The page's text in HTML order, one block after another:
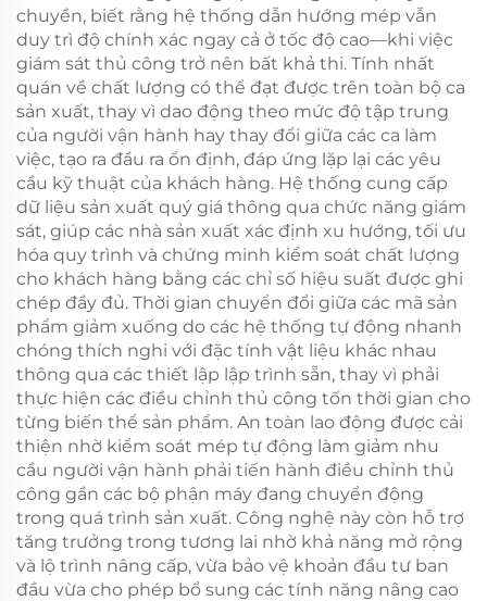
chuyền, biết rằng hệ thống dẫn hướng mép vẫn
duy trì độ chính xác ngay cả ở tốc độ cao—khi việc
giám sát thủ công trở nên bất khả thi. Tính nhất
quán về chất lượng có thể đạt được trên toàn bộ ca
sản xuất, thay vì dao động theo mức độ tập trung
của người vận hành hay thay đổi giữa các ca làm
việc, tạo ra đầu ra ổn định, đáp ứng lặp lại các yêu
cầu kỹ thuật của khách hàng. Hệ thống cung cấp
dữ liệu sản xuất quý giá thông qua chức năng giám
sát, giúp các nhà sản xuất xác định xu hướng, tối ưu
hóa quy trình và chứng minh kiểm soát chất lượng
cho khách hàng bằng các chỉ số hiệu suất được ghi
chép đầy đủ. Thời gian chuyển đổi giữa các mã sản
phẩm giảm xuống do các hệ thống tự động nhanh
chóng thích nghi với đặc tính vật liệu khác nhau
thông qua các thiết lập lập trình sẵn, thay vì phải
thực hiện các điều chỉnh thủ công tốn thời gian cho
từng biến thể sản phẩm. An toàn lao động được cải
thiện nhờ kiểm soát mép tự động làm giảm nhu
cầu người vận hành phải tiến hành điều chỉnh thủ
công gần các bộ phận máy đang chuyển động
trong quá trình sản xuất. Công nghệ này còn hỗ trợ
tăng trưởng trong tương lai nhờ khả năng mở rộng
và lộ trình nâng cấp, vừa bảo vệ khoản đầu tư ban
đầu vừa cho phép bổ sung các tính năng nâng cao